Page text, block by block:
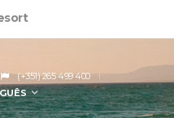
(+351) 265 499 400